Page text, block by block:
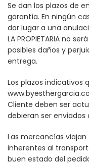
Se dan los plazos de
garantía. En ningún
dar lugar a una
LA PROPIETARIA no
posibles daños y
entrega.
Los plazos indicativos
Cliente deben ser
debieran ser enviados
Las mercancías viajan
inherentes al
buen estado del